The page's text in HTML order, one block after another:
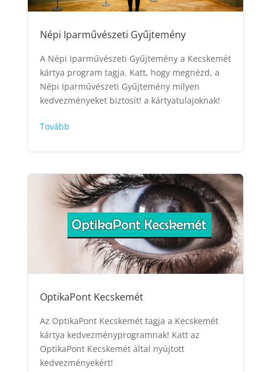
Népi Iparművészeti Gyűjtemény
A Népi Iparművészeti Gyűjtemény a Kecskemét
kártya program tagja. Katt, hogy megnézd, a
Népi Iparművészeti Gyűjtemény milyen
kedvezményeket biztosít! a kártyatulajoknak!
Tovább
OptikaPont Kecskemét
Az OptikaPont Kecskemét tagja a Kecskemét
kártya kedvezményprogramnak! Katt az
OptikaPont Kecskemét által nyújtott
kedvezményekért!